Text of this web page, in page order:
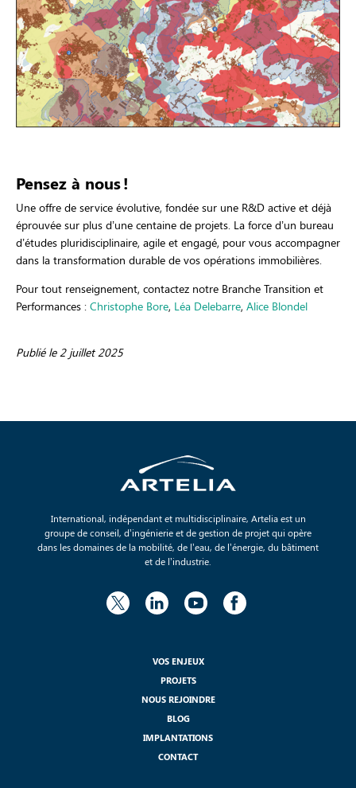
Pensez à nous !
Une offre de service évolutive, fondée sur une R&D active et déjà
éprouvée sur plus d’une centaine de projets. La force d’un bureau
d’études pluridisciplinaire, agile et engagé, pour vous accompagner
dans la transformation durable de vos opérations immobilières.
Pour tout renseignement, contactez notre Branche Transition et
Performances : Christophe Bore, Léa Delebarre, Alice Blondel
Publié le 2 juillet 2025
International, indépendant et multidisciplinaire, Artelia est un
groupe de conseil, d’ingénierie et de gestion de projet qui opère
dans les domaines de la mobilité, de l’eau, de l’énergie, du bâtiment
et de l’industrie.
VOS ENJEUX
PROJETS
NOUS REJOINDRE
BLOG
IMPLANTATIONS
CONTACT